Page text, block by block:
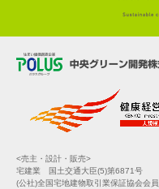
<売主・設計・販売>
宅建業 国土交通大臣(5)第6871号
(公社)全国宅地建物取引業保証協会会員